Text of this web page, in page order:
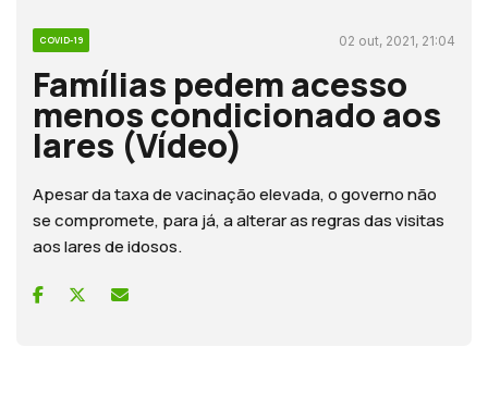
COVID-19 02 out, 2021, 21:04
Famílias pedem acesso
menos condicionado aos
lares (Vídeo)
Apesar da taxa de vacinação elevada, o governo não
se compromete, para já, a alterar as regras das visitas
aos lares de idosos.